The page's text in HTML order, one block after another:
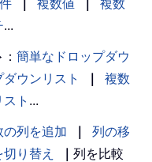
複数値
複数
...
： 簡単なドロップダウ
ウンリスト
複数
ト ...
の列を追加
列の移
り替え
列を比較